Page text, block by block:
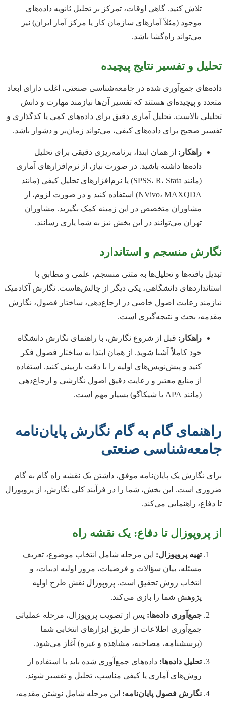
تلاش کنید. گاهی اوقات، تمرکز بر تحلیل ثانویه داده‌های
موجود (مثلاً آمارهای سازمان کار یا مرکز آمار ایران) نیز
می‌تواند راه‌گشا باشد.
تحلیل و تفسیر نتایج پیچیده
داده‌های جمع‌آوری شده در جامعه‌شناسی صنعتی، اغلب دارای ابعاد
متعدد و پیچیده‌ای هستند که تفسیر آن‌ها نیازمند مهارت و دانش
تحلیلی بالاست. تحلیل آماری دقیق برای داده‌های کمی یا کدگذاری و
تفسیر صحیح برای داده‌های کیفی، می‌تواند زمان‌بر و دشوار باشد.
راهکار: از همان ابتدا، برنامه‌ریزی دقیقی برای تحلیل
داده‌ها داشته باشید. در صورت نیاز، از نرم‌افزارهای آماری
(مانند SPSS، R، Stata) یا نرم‌افزارهای تحلیل کیفی (مانند
NVivo، MAXQDA) استفاده کنید و در صورت لزوم، از
مشاوران متخصص در این زمینه کمک بگیرید. مشاوران
تهران می‌توانند در این بخش نیز به شما یاری رسانند.
نگارش منسجم و استاندارد
تبدیل یافته‌ها و تحلیل‌ها به متنی منسجم، علمی و مطابق با
استانداردهای دانشگاهی، یکی دیگر از چالش‌هاست. نگارش آکادمیک
نیازمند رعایت اصول خاصی در ارجاع‌دهی، ساختار فصول، نگارش
مقدمه، بحث و نتیجه‌گیری است.
راهکار: قبل از شروع نگارش، با راهنمای نگارش دانشگاه
خود کاملاً آشنا شوید. از همان ابتدا به ساختار فصول فکر
کنید و پیش‌نویس‌های اولیه را با دقت بازبینی کنید. استفاده
از منابع معتبر و رعایت دقیق اصول نگارشی و ارجاع‌دهی
(مانند APA یا شیکاگو) بسیار مهم است.
راهنمای گام به گام نگارش پایان‌نامه
جامعه‌شناسی صنعتی
برای نگارش یک پایان‌نامه موفق، داشتن یک نقشه راه گام به گام
ضروری است. این بخش، شما را در فرآیند کلی نگارش، از پروپوزال
تا دفاع، راهنمایی می‌کند.
از پروپوزال تا دفاع: یک نقشه راه
تهیه پروپوزال: این مرحله شامل انتخاب موضوع، تعریف
مسئله، بیان سؤالات و فرضیات، مرور اولیه ادبیات، و
انتخاب روش تحقیق است. پروپوزال نقش طرح اولیه
پژوهش شما را بازی می‌کند.
جمع‌آوری داده‌ها: پس از تصویب پروپوزال، مرحله عملیاتی
جمع‌آوری اطلاعات از طریق ابزارهای انتخابی شما
(پرسشنامه، مصاحبه، مشاهده و غیره) آغاز می‌شود.
تحلیل داده‌ها: داده‌های جمع‌آوری شده باید با استفاده از
روش‌های آماری یا کیفی مناسب، تحلیل و تفسیر شوند.
نگارش فصول پایان‌نامه: این مرحله شامل نوشتن مقدمه،